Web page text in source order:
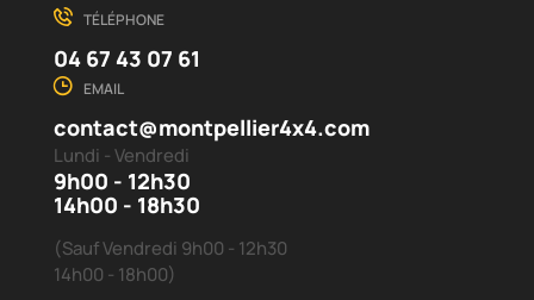
TÉLÉPHONE
04 67 43 07 61
EMAIL
contact@montpellier4x4.com
Lundi - Vendredi
9h00 - 12h30
14h00 - 18h30
(Sauf Vendredi 9h00 - 12h30
14h00 - 18h00)